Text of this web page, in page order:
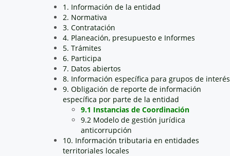
1. Información de la entidad
2. Normativa
3. Contratación
4. Planeación, presupuesto e Informes
5. Trámites
6. Participa
7. Datos abiertos
8. Información específica para grupos de interés
9. Obligación de reporte de información
específica por parte de la entidad
9.1 Instancias de Coordinación
9.2 Modelo de gestión jurídica
anticorrupción
10. Información tributaria en entidades
territoriales locales